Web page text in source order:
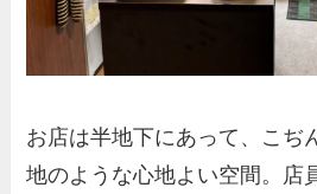
お店は半地下にあって、こぢ
地のような心地よい空間。店